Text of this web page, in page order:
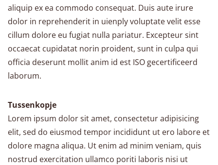
aliquip ex ea commodo consequat. Duis aute irure
dolor in reprehenderit in uienply voluptate velit esse
cillum dolore eu fugiat nulla pariatur. Excepteur sint
occaecat cupidatat norin proident, sunt in culpa qui
officia deserunt mollit anim id est ISO gecertificeerd
laborum.
Tussenkopje
Lorem ipsum dolor sit amet, consectetur adipisicing
elit, sed do eiusmod tempor incididunt ut ero labore et
dolore magna aliqua. Ut enim ad minim veniam, quis
nostrud exercitation ullamco poriti laboris nisi ut